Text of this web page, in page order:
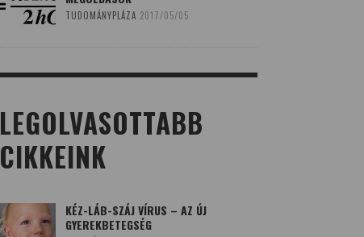
TUDOMÁNYPLÁZA 2017/05/05
LEGOLVASOTTABB
CIKKEINK
KÉZ-LÁB-SZÁJ VÍRUS – AZ ÚJ
GYEREKBETEGSÉG